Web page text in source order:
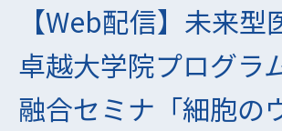
【Web配信】未来型
卓越大学院プログラ
融合セミナ「細胞の